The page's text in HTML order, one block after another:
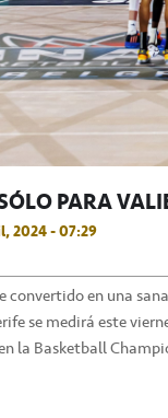
PARA
2024 - 07:29
convertido en una
se medirá este
la Basketball